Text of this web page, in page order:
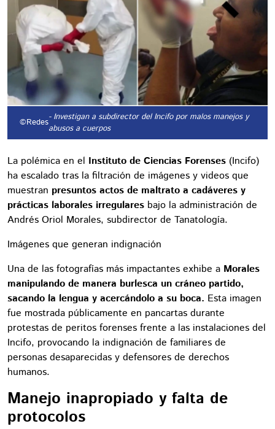
©Redes- Investigan a subdirector del Incifo por malos manejos y
abusos a cuerpos
La polémica en el Instituto de Ciencias Forenses (Incifo)
ha escalado tras la filtración de imágenes y videos que
muestran presuntos actos de maltrato a cadáveres y
prácticas laborales irregulares bajo la administración de
Andrés Oriol Morales, subdirector de Tanatología.
Imágenes que generan indignación
Una de las fotografías más impactantes exhibe a Morales
manipulando de manera burlesca un cráneo partido,
sacando la lengua y acercándolo a su boca. Esta imagen
fue mostrada públicamente en pancartas durante
protestas de peritos forenses frente a las instalaciones del
Incifo, provocando la indignación de familiares de
personas desaparecidas y defensores de derechos
humanos.
Manejo inapropiado y falta de
protocolos